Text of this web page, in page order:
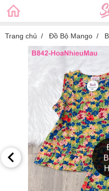
Trang chủ Đồ Bộ Mango